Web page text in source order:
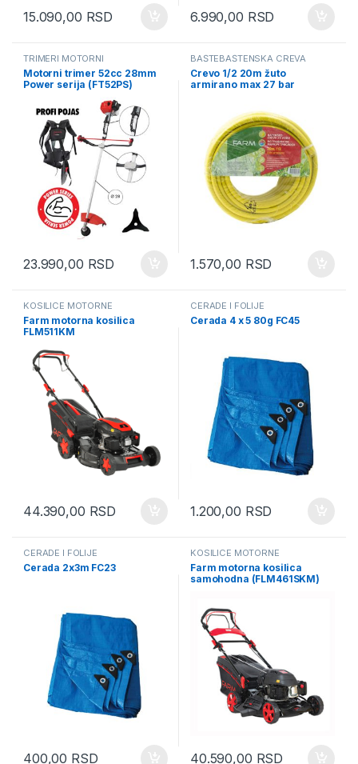
15.090,00 RSD 6.990,00 RSD
TRIMERI MOTORNI
Motorni trimer 52cc 28mm
Power serija (FT52PS)
23.990,00 RSD
BAŠTEBAŠTENSKA CREVA
Crevo 1/2 20m žuto
armirano max 27 bar
1.570,00 RSD
KOSILICE MOTORNE
Farm motorna kosilica
FLM511KM
44.390,00 RSD
CERADE I FOLIJE
Cerada 4 x 5 80g FC45
1.200,00 RSD
CERADE I FOLIJE
Cerada 2x3m FC23
400,00 RSD
KOSILICE MOTORNE
Farm motorna kosilica
samohodna (FLM461SKM)
40.590,00 RSD